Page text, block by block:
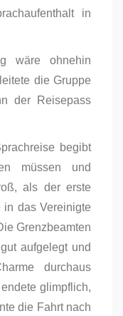
in
wäre ohnehin
die Gruppe
der Reisepass
begibt
müssen und
als der erste
in das Vereinigte
Grenzbeamten
aufgelegt und
durchaus
glimpflich,
die Fahrt nach